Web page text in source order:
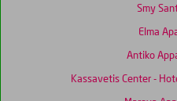
Smy
Elma
Antiko
Kassavetis Center -